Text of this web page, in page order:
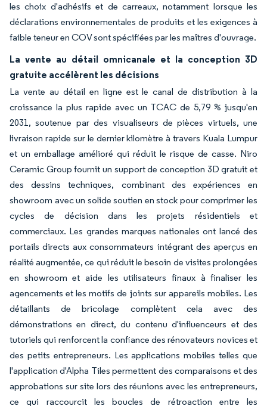
les choix d'adhésifs et de carreaux, notamment lorsque les
déclarations environnementales de produits et les exigences à
faible teneur en COV sont spécifiées par les maîtres d'ouvrage.
La vente au détail omnicanale et la conception 3D
gratuite accélèrent les décisions
La vente au détail en ligne est le canal de distribution à la
croissance la plus rapide avec un TCAC de 5,79 % jusqu'en
2031, soutenue par des visualiseurs de pièces virtuels, une
livraison rapide sur le dernier kilomètre à travers Kuala Lumpur
et un emballage amélioré qui réduit le risque de casse. Niro
Ceramic Group fournit un support de conception 3D gratuit et
des dessins techniques, combinant des expériences en
showroom avec un solide soutien en stock pour comprimer les
cycles de décision dans les projets résidentiels et
commerciaux. Les grandes marques nationales ont lancé des
portails directs aux consommateurs intégrant des aperçus en
réalité augmentée, ce qui réduit le besoin de visites prolongées
en showroom et aide les utilisateurs finaux à finaliser les
agencements et les motifs de joints sur appareils mobiles. Les
détaillants de bricolage complètent cela avec des
démonstrations en direct, du contenu d'influenceurs et des
tutoriels qui renforcent la confiance des rénovateurs novices et
des petits entrepreneurs. Les applications mobiles telles que
l'application d'Alpha Tiles permettent des comparaisons et des
approbations sur site lors des réunions avec les entrepreneurs,
ce qui raccourcit les boucles de rétroaction entre les